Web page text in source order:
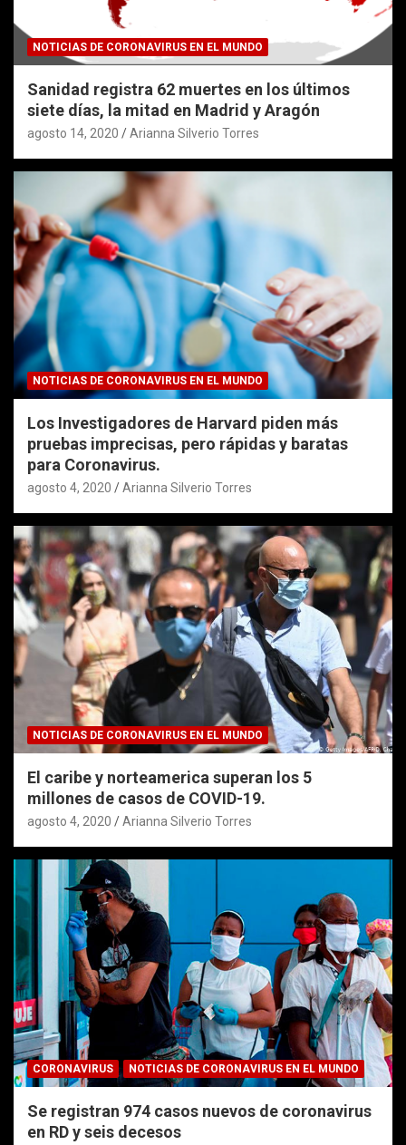
NOTICIAS DE CORONAVIRUS EN EL MUNDO
Sanidad registra 62 muertes en los últimos
siete días, la mitad en Madrid y Aragón
agosto 14, 2020 Arianna Silverio Torres
NOTICIAS DE CORONAVIRUS EN EL MUNDO
Los Investigadores de Harvard piden más
pruebas imprecisas, pero rápidas y baratas
para Coronavirus.
agosto 4, 2020 Arianna Silverio Torres
NOTICIAS DE CORONAVIRUS EN EL MUNDO
El caribe y norteamerica superan los 5
millones de casos de COVID-19.
agosto 4, 2020 Arianna Silverio Torres
CORONAVIRUS NOTICIAS DE CORONAVIRUS EN EL MUNDO
Se registran 974 casos nuevos de coronavirus
en RD y seis decesos